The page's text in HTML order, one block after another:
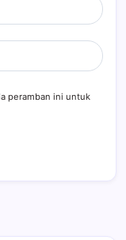
peramban ini untuk